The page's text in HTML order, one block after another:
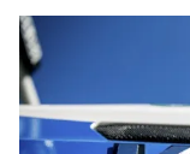
beispielsweise